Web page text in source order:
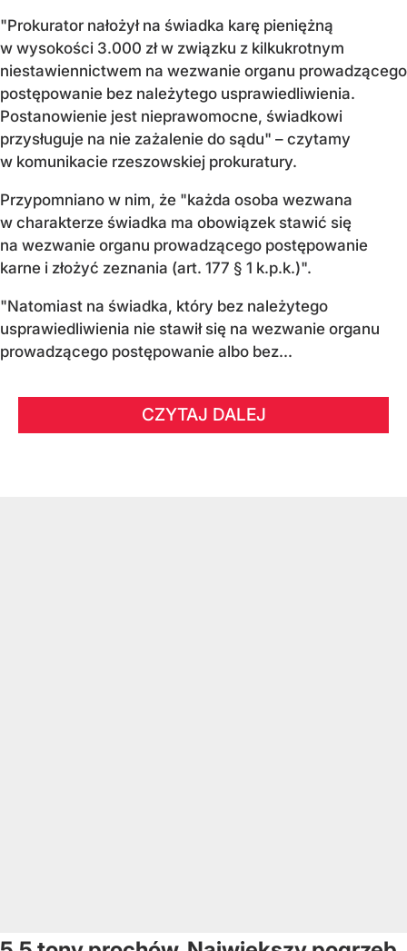
"Prokurator nałożył na świadka karę pieniężną
w wysokości 3.000 zł w związku z kilkukrotnym
niestawiennictwem na wezwanie organu prowadzącego
postępowanie bez należytego usprawiedliwienia.
Postanowienie jest nieprawomocne, świadkowi
przysługuje na nie zażalenie do sądu" – czytamy
w komunikacie rzeszowskiej prokuratury.
Przypomniano w nim, że "każda osoba wezwana
w charakterze świadka ma obowiązek stawić się
na wezwanie organu prowadzącego postępowanie
karne i złożyć zeznania (art. 177 § 1 k.p.k.)".
"Natomiast na świadka, który bez należytego
usprawiedliwienia nie stawił się na wezwanie organu
prowadzącego postępowanie albo bez...
CZYTAJ DALEJ